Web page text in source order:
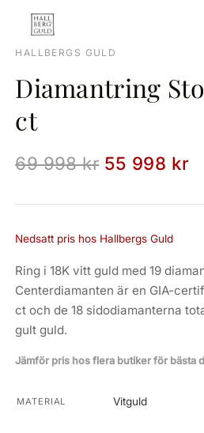
HALLBERGS GULD
Diamantring
ct
69 998 kr 55 998 kr
Nedsatt pris hos Hallbergs Guld
Ring i 18K vitt guld med 19
Centerdiamanten är en GIA-
ct och de 18 sidodiamanterna
gult guld.
Jämför pris hos flera butiker för bästa
MATERIAL Vitguld